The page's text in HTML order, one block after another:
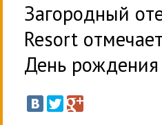
Загородный
Resort
День рождения